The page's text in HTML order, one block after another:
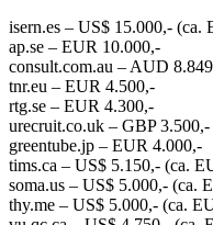
isern.es – US$ 15.000,- (ca.
ap.se – EUR 10.000,-
consult.com.au – AUD
tnr.eu – EUR 4.500,-
rtg.se – EUR 4.300,-
urecruit.co.uk – GBP
greentube.jp – EUR 4.000,-
tims.ca – US$ 5.150,- (ca.
soma.us – US$ 5.000,- (ca.
thy.me – US$ 5.000,- (ca.